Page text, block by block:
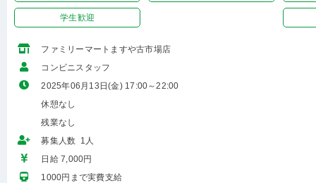
学生歓迎
ファミリーマートますや古市場店
コンビニスタッフ
2025年06月13日(金) 17:00～22:00
休憩なし
残業なし
募集人数 1人
日給 7,000円
1000円まで実費支給